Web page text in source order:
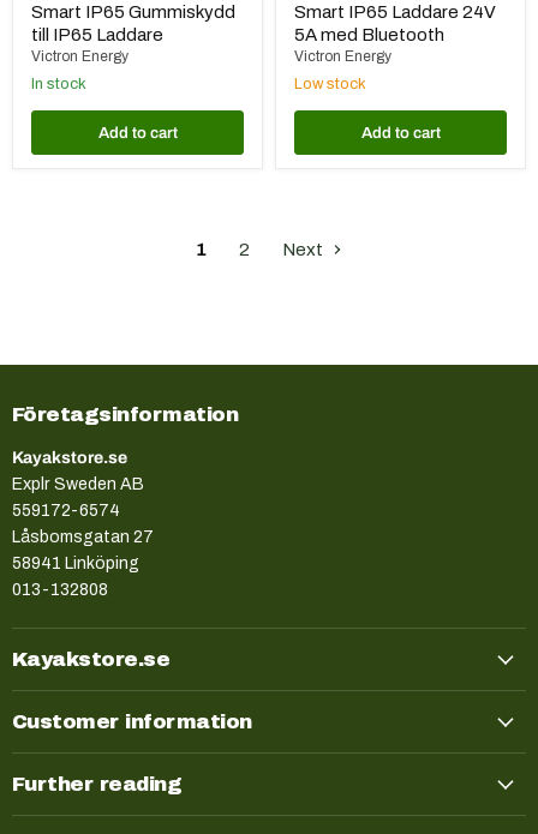
Smart IP65 Gummiskydd
till IP65 Laddare
Victron Energy
In stock
Add to cart
Smart IP65 Laddare 24V
5A med Bluetooth
Victron Energy
Low stock
Add to cart
1 2 Next
Företagsinformation
Kayakstore.se
Explr Sweden AB
559172-6574
Låsbomsgatan 27
58941 Linköping
013-132808
Kayakstore.se
Customer information
Further reading